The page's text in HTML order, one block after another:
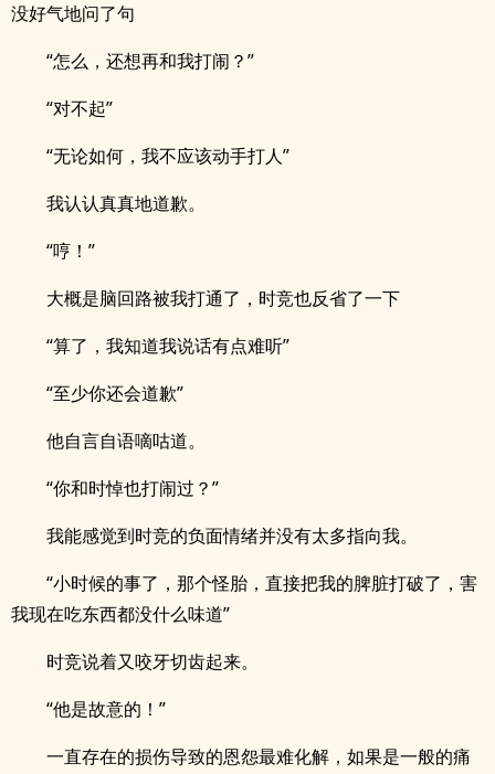
没好气地问了句
“怎么，还想再和我打闹？”
“对不起”
“无论如何，我不应该动手打人”
我认认真真地道歉。
“哼！”
大概是脑回路被我打通了，时竞也反省了一下
“算了，我知道我说话有点难听”
“至少你还会道歉”
他自言自语嘀咕道。
“你和时悼也打闹过？”
我能感觉到时竞的负面情绪并没有太多指向我。
“小时候的事了，那个怪胎，直接把我的脾脏打破了，害
我现在吃东西都没什么味道”
时竞说着又咬牙切齿起来。
“他是故意的！”
一直存在的损伤导致的恩怨最难化解，如果是一般的痛